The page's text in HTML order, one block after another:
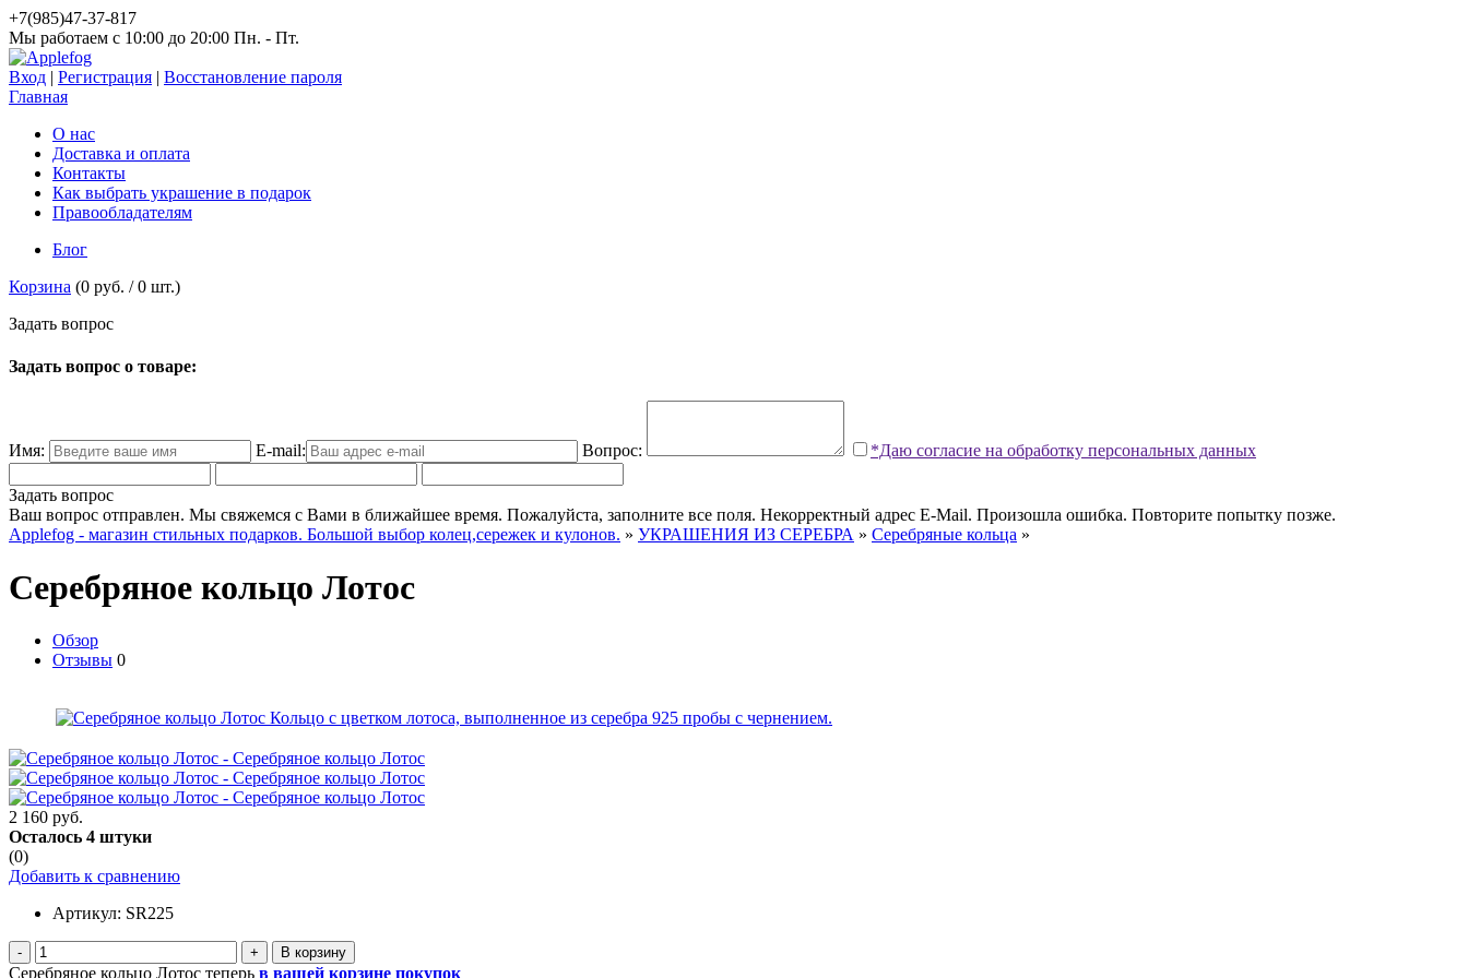
+7(985)47-37-817
Мы работаем c 10:00 до 20:00 Пн. - Пт.
Вход | Регистрация | Восстановление пароля
Главная
О нас
Доставка и оплата
Контакты
Как выбрать украшение в подарок
Правообладателям
Блог
Корзина (0 руб. /0 шт.)
Задать вопрос
Задать вопрос о товаре:
Имя: E-mail: Вопрос: *Даю согласие на обработку персональных данных
Задать вопрос
Ваш вопрос отправлен. Мы свяжемся с Вами в ближайшее время. Пожалуйста, заполните все поля. Некорректный адрес E-Mail. Произошла ошибка. Повторите попытку позже.
Applefog - магазин стильных подарков. Большой выбор колец,сережек и кулонов. » УКРАШЕНИЯ ИЗ СЕРЕБРА » Серебряные кольца »
Серебряное кольцо Лотос
Обзор
Отзывы 0
2 160 руб.
Осталось 4 штуки
(0)
Добавить к сравнению
Артикул: SR225
- +
Серебряное кольцо Лотос теперь в вашей корзине покупок